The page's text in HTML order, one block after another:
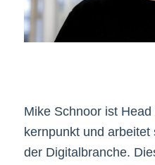
Mike Schnoor ist
kernpunkt und
der Digitalbranche.